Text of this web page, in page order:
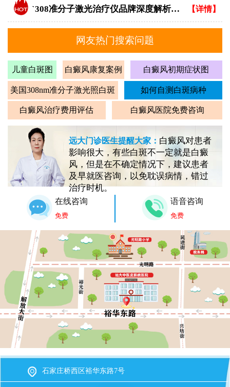
`308准分子激光治疗仪品牌深度解析：专业视角下的优选指南` 【详情】
网友热门搜索问题
儿童白斑图 白癜风康复案例 白癜风初期症状图
美国308nm准分子激光照白斑 如何自测白斑病种
白癜风治疗费用评估 白癜风医院免费咨询
远大门诊医生提醒大家： 白癜风对患者
影响很大，有些白斑不一定就是白癜
风，但是在不确定情况下，建议患者
及早就医咨询，以免耽误病情，错过
治疗时机。
在线咨询
免费
语音咨询
免费
石家庄桥西区裕华东路7号